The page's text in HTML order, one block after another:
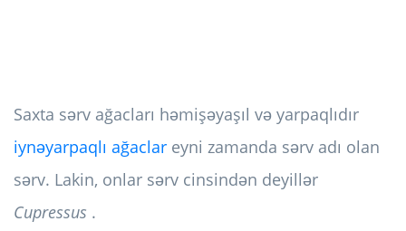
Saxta sərv ağacları həmişəyaşıl və yarpaqlıdır
iynəyarpaqlı ağaclar eyni zamanda sərv adı olan
sərv. Lakin, onlar sərv cinsindən deyillər
Cupressus .